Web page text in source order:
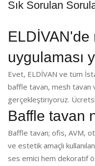
Sık Sorulan
ELDİVAN'de
uygulaması
Evet, ELDİVAN ve tüm
baffle tavan, mesh tavan
gerçekleştiriyoruz.
Baffle tavan
Baffle tavan; ofis, AVM,
ve estetik amaçlı
ses emici hem dekoratif